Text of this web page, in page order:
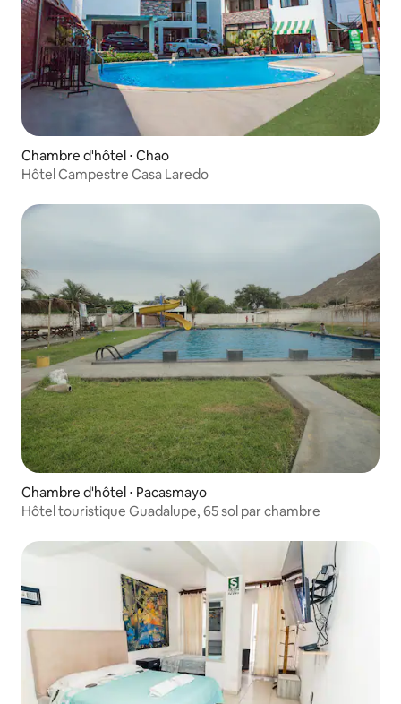
Chambre d'hôtel ⋅ Chao
Hôtel Campestre Casa Laredo
Chambre d'hôtel ⋅ Pacasmayo
Hôtel touristique Guadalupe, 65 sol par chambre